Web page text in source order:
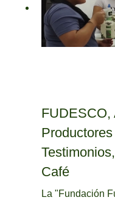
FUDESCO,
Café
La "Fundación